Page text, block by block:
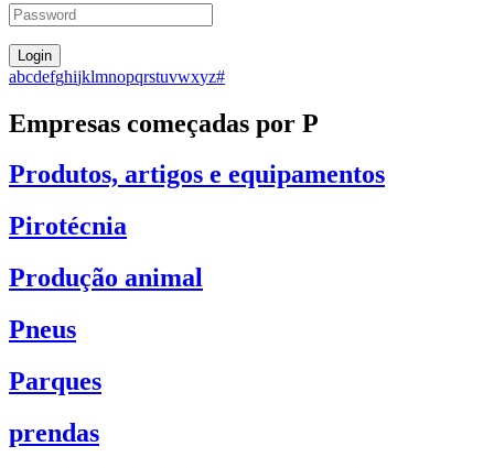
abcdefghijklmnopqrstuvwxyz#
Empresas começadas por P
Produtos, artigos e equipamentos
Pirotécnia
Produção animal
Pneus
Parques
prendas